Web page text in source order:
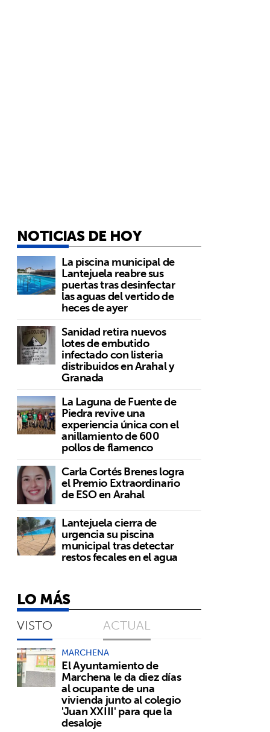
NOTICIAS DE HOY
La piscina municipal de
Lantejuela reabre sus
puertas tras desinfectar
las aguas del vertido de
heces de ayer
Sanidad retira nuevos
lotes de embutido
infectado con listeria
distribuidos en Arahal y
Granada
La Laguna de Fuente de
Piedra revive una
experiencia única con el
anillamiento de 600
pollos de flamenco
Carla Cortés Brenes logra
el Premio Extraordinario
de ESO en Arahal
Lantejuela cierra de
urgencia su piscina
municipal tras detectar
restos fecales en el agua
LO MÁS
VISTO ACTUAL
MARCHENA
El Ayuntamiento de
Marchena le da diez días
al ocupante de una
vivienda junto al colegio
'Juan XXIII' para que la
desaloje